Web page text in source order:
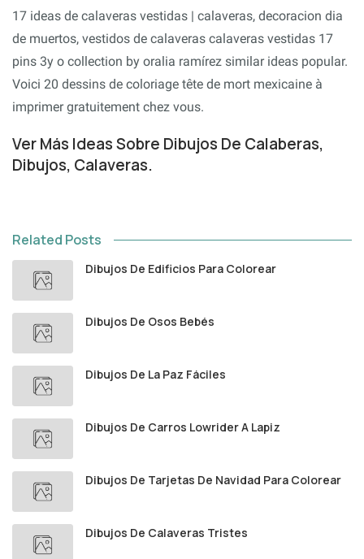
17 ideas de calaveras vestidas | calaveras, decoracion dia
de muertos, vestidos de calaveras calaveras vestidas 17
pins 3y o collection by oralia ramírez similar ideas popular.
Voici 20 dessins de coloriage tête de mort mexicaine à
imprimer gratuitement chez vous.
Ver Más Ideas Sobre Dibujos De Calaberas,
Dibujos, Calaveras.
Related Posts
Dibujos De Edificios Para Colorear
Dibujos De Osos Bebés
Dibujos De La Paz Fáciles
Dibujos De Carros Lowrider A Lapiz
Dibujos De Tarjetas De Navidad Para Colorear
Dibujos De Calaveras Tristes